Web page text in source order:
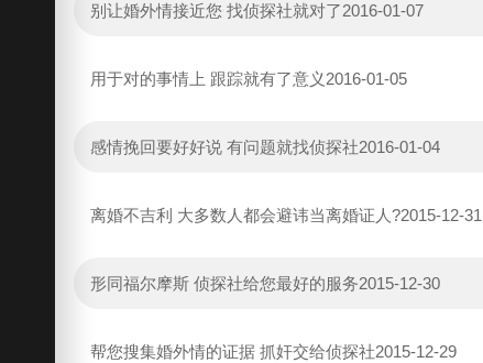
别让婚外情接近您 找侦探社就对了2016-01-07
用于对的事情上 跟踪就有了意义2016-01-05
感情挽回要好好说 有问题就找侦探社2016-01-04
离婚不吉利 大多数人都会避讳当离婚证人?2015-12-31
形同福尔摩斯 侦探社给您最好的服务2015-12-30
帮您搜集婚外情的证据 抓奸交给侦探社2015-12-29